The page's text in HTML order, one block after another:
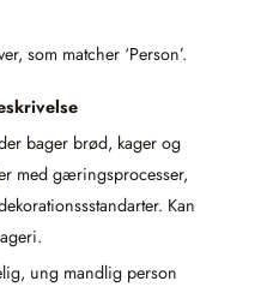
som matcher ‘Person’.
bager brød, kager og
med gæringsprocesser,
Kan
ung mandlig person